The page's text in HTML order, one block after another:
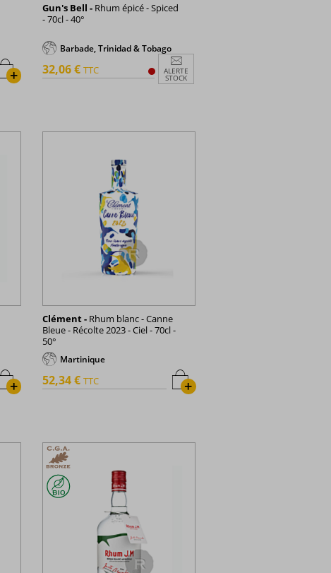
+
Gun's Bell -Rhum épicé - Spiced
- 70cl - 40°
Barbade, Trinidad & Tobago
ALERTE
STOCK
32,06 € TTC
+
Clément -Rhum blanc - Canne
Bleue - Récolte 2023 - Ciel - 70cl -
50°
Martinique
+
52,34 € TTC